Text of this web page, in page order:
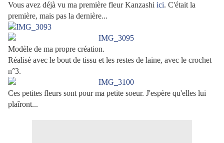
Vous avez déjà vu ma première fleur Kanzashi ici. C'était la
première, mais pas la dernière...
Modèle de ma propre création.
Réalisé avec le bout de tissu et les restes de laine, avec le crochet
n°3.
Ces petites fleurs sont pour ma petite soeur. J'espère qu'elles lui
plaîront...